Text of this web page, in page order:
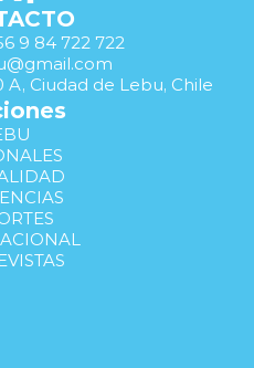
9 84 722 722
A, Ciudad de Lebu, Chile